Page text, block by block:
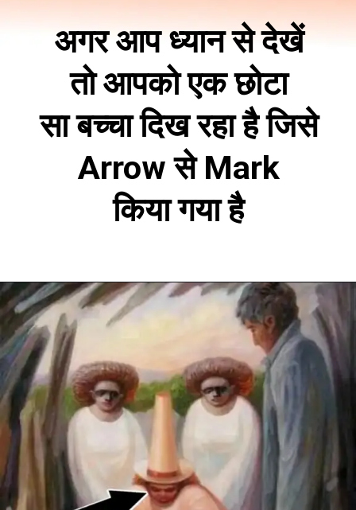
अगर आप ध्यान से देखें
तो आपको एक छोटा
सा बच्चा दिख रहा है जिसे
Arrow से Mark
किया गया है